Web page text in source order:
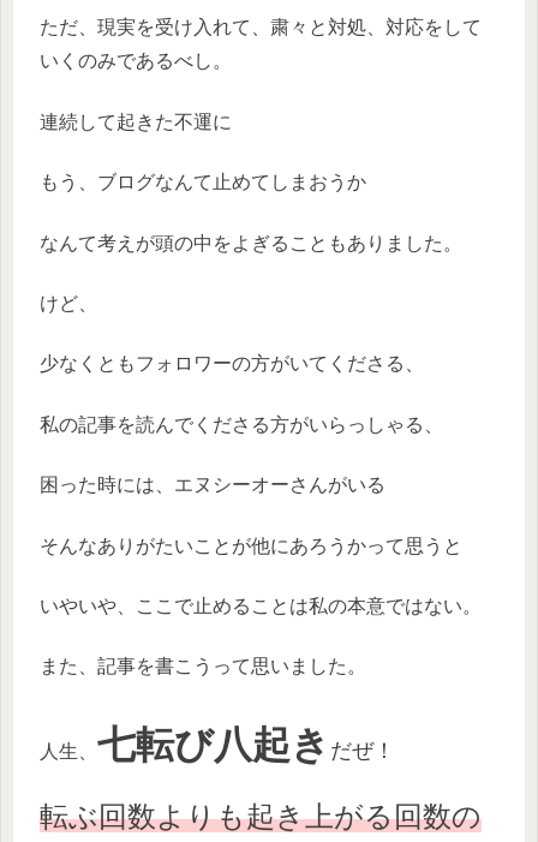
ただ、現実を受け入れて、粛々と対処、対応をして
いくのみであるべし。
連続して起きた不運に
もう、ブログなんて止めてしまおうか
なんて考えが頭の中をよぎることもありました。
けど、
少なくともフォロワーの方がいてくださる、
私の記事を読んでくださる方がいらっしゃる、
困った時には、エヌシーオーさんがいる
そんなありがたいことが他にあろうかって思うと
いやいや、ここで止めることは私の本意ではない。
また、記事を書こうって思いました。
人生、 七転び八起き だぜ！
転ぶ回数よりも起き上がる回数の